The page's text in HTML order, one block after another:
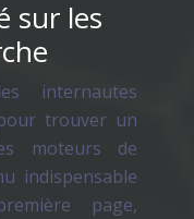
sur les
internautes
trouver un
moteurs de
indispensable
page,